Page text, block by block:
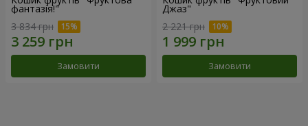
фантазія!"
3 834 грн
Замовити
Джаз"
2 221 грн
Замовити